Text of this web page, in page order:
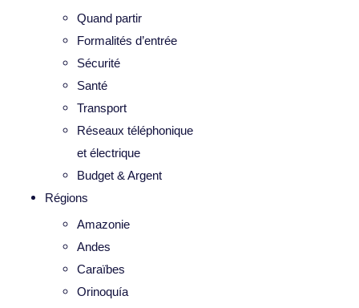
Quand partir
Formalités d’entrée
Sécurité
Santé
Transport
Réseaux téléphonique
et électrique
Budget & Argent
Régions
Amazonie
Andes
Caraïbes
Orinoquía